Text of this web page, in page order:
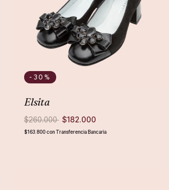
-30%
Elsita
$260.000 $182.000
$163.800 con Transferencia Bancaria